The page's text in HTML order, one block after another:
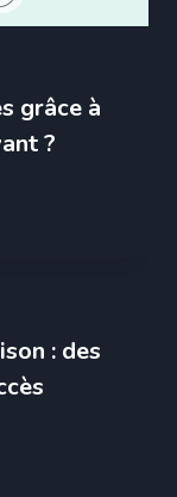
grâce à
?
: des